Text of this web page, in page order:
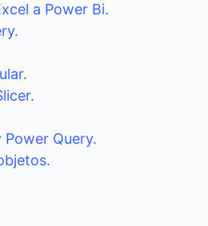
a Power Bi.
Query.